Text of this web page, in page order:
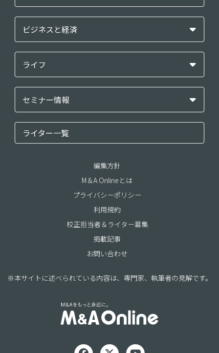
ビジネスと経済
ライフ
セミナー情報
ライター一覧
編集方針
M＆A Onlineとは
プライバシーポリシー
利用規約
校正担当者＆ライター募集
掲載記事
お問い合わせ
※本サイトに述べられている内容は、専門家、執筆者の見解です。